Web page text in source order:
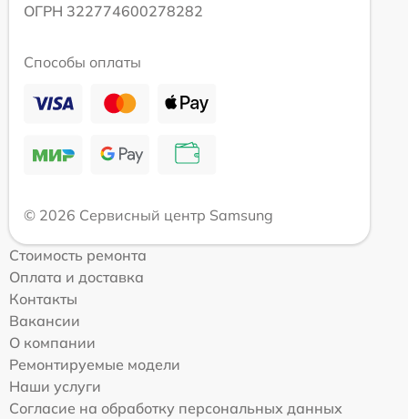
ОГРН 322774600278282
Способы оплаты
© 2026 Сервисный центр Samsung
Стоимость ремонта
Оплата и доставка
Контакты
Вакансии
О компании
Ремонтируемые модели
Наши услуги
Согласие на обработку персональных данных